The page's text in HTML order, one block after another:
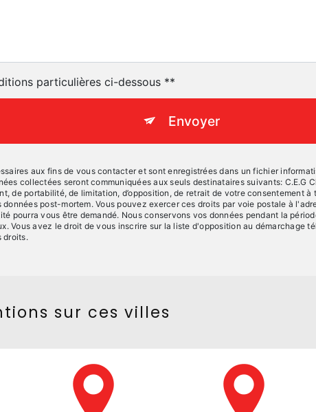
particulières ci-dessous **
Envoyer
aux fins de vous contacter et sont enregistrées dans un fichier
collectées seront communiquées aux seuls destinataires suivants:
de portabilité, de limitation, d’opposition, de retrait de votre consentement
post-mortem. Vous pouvez exercer ces droits par voie postale à
pourra vous être demandé. Nous conservons vos données pendant la
Vous avez le droit de vous inscrire sur la liste d'opposition au démarchage
droits.
sur ces villes